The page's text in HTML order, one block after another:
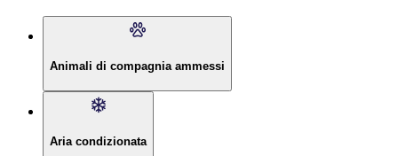
Animali di compagnia ammessi
Aria condizionata